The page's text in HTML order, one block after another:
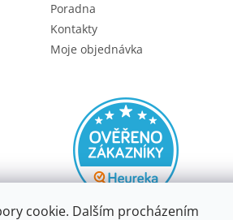
cookie. Dalším procházením
Poradna
Kontakty
Moje objednávka